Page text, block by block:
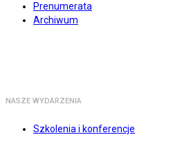
Prenumerata
Archiwum
NASZE WYDARZENIA
Szkolenia i konferencje